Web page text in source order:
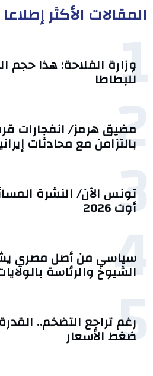
المقالات الأكثر إطلاعا
1
وزارة الفلاحة: هذا حجم
للبطاطا
2
مضيق هرمز/ انفجارات
بالتزامن مع محادثات
3
أوت 2026
4
سياسي من أصل مصري
الشيوخ والرئاسة
5
رغم تراجع التضخم..
ضغط الأسعار